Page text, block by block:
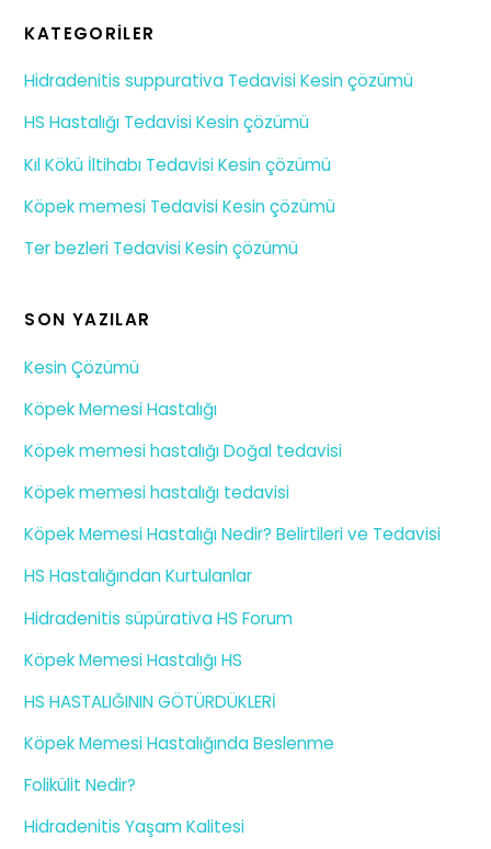
KATEGORILER
Hidradenitis suppurativa Tedavisi Kesin çözümü
HS Hastalığı Tedavisi Kesin çözümü
Kıl Kökü İltihabı Tedavisi Kesin çözümü
Köpek memesi Tedavisi Kesin çözümü
Ter bezleri Tedavisi Kesin çözümü
SON YAZILAR
Kesin Çözümü
Köpek Memesi Hastalığı
Köpek memesi hastalığı Doğal tedavisi
Köpek memesi hastalığı tedavisi
Köpek Memesi Hastalığı Nedir? Belirtileri ve Tedavisi
HS Hastalığından Kurtulanlar
Hidradenitis süpürativa HS Forum
Köpek Memesi Hastalığı HS
HS HASTALIĞININ GÖTÜRDÜKLERİ
Köpek Memesi Hastalığında Beslenme
Folikülit Nedir?
Hidradenitis Yaşam Kalitesi